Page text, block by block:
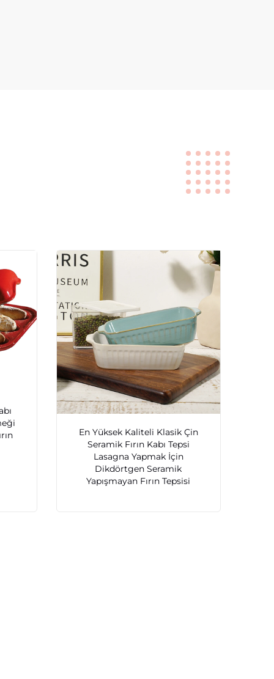
En Yüksek Kaliteli Klasik Çin
Seramik Fırın Kabı Tepsi
Lasagna Yapmak İçin
Dikdörtgen Seramik
Yapışmayan Fırın Tepsisi